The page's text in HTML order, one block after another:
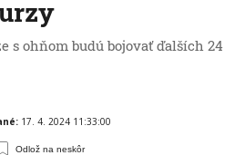
s ohňom budú bojovať ďalších 24
17. 4. 2024 11:33:00
Odlož na neskôr